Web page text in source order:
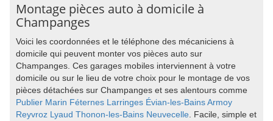
Montage pièces auto à domicile à
Champanges
Voici les coordonnées et le téléphone des mécaniciens à
domicile qui peuvent monter vos pièces auto sur
Champanges. Ces garages mobiles interviennent à votre
domicile ou sur le lieu de votre choix pour le montage de vos
pièces détachées sur Champanges et ses alentours comme
Publier Marin Féternes Larringes Évian-les-BainsArmoy
Reyvroz Lyaud Thonon-les-Bains Neuvecelle. Facile, simple et